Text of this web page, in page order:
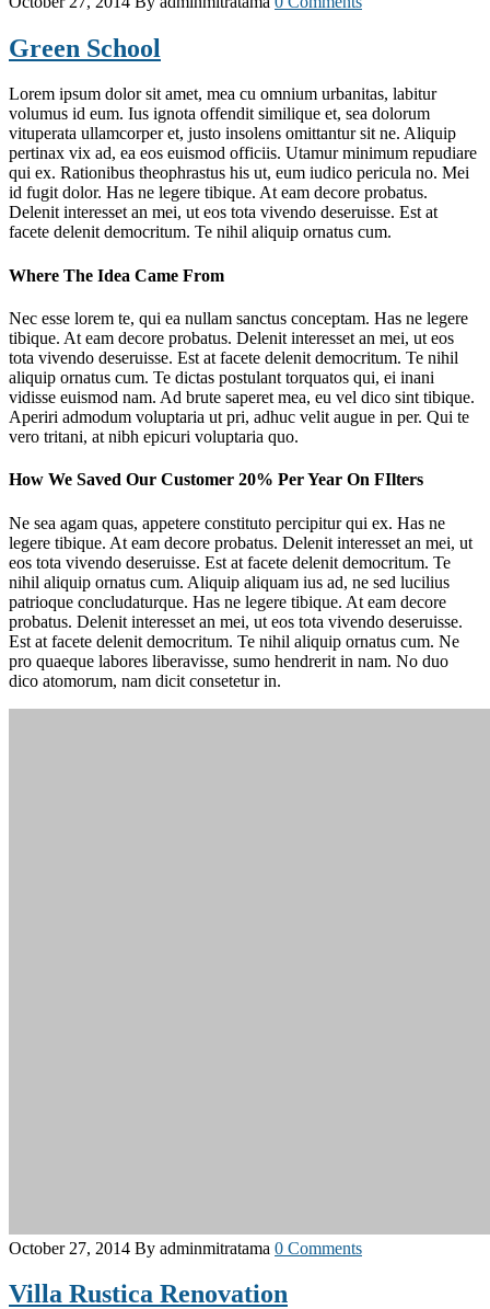
Green School
Lorem ipsum dolor sit amet, mea cu omnium urbanitas, labitur
volumus id eum. Ius ignota offendit similique et, sea dolorum
vituperata ullamcorper et, justo insolens omittantur sit ne. Aliquip
pertinax vix ad, ea eos euismod officiis. Utamur minimum repudiare
qui ex. Rationibus theophrastus his ut, eum iudico pericula no. Mei
id fugit dolor. Has ne legere tibique. At eam decore probatus.
Delenit interesset an mei, ut eos tota vivendo deseruisse. Est at
facete delenit democritum. Te nihil aliquip ornatus cum.
Where The Idea Came From
Nec esse lorem te, qui ea nullam sanctus conceptam. Has ne legere
tibique. At eam decore probatus. Delenit interesset an mei, ut eos
tota vivendo deseruisse. Est at facete delenit democritum. Te nihil
aliquip ornatus cum. Te dictas postulant torquatos qui, ei inani
vidisse euismod nam. Ad brute saperet mea, eu vel dico sint tibique.
Aperiri admodum voluptaria ut pri, adhuc velit augue in per. Qui te
vero tritani, at nibh epicuri voluptaria quo.
How We Saved Our Customer 20% Per Year On FIlters
Ne sea agam quas, appetere constituto percipitur qui ex. Has ne
legere tibique. At eam decore probatus. Delenit interesset an mei, ut
eos tota vivendo deseruisse. Est at facete delenit democritum. Te
nihil aliquip ornatus cum. Aliquip aliquam ius ad, ne sed lucilius
patrioque concludaturque. Has ne legere tibique. At eam decore
probatus. Delenit interesset an mei, ut eos tota vivendo deseruisse.
Est at facete delenit democritum. Te nihil aliquip ornatus cum. Ne
pro quaeque labores liberavisse, sumo hendrerit in nam. No duo
dico atomorum, nam dicit consetetur in.
October 27, 2014 By adminmitratama 0 Comments
Villa Rustica Renovation